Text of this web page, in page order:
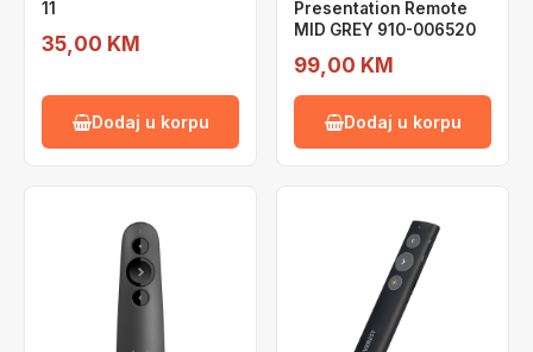
11
35,00 KM
Dodaj u korpu
Presentation Remote
MID GREY 910-006520
99,00 KM
Dodaj u korpu